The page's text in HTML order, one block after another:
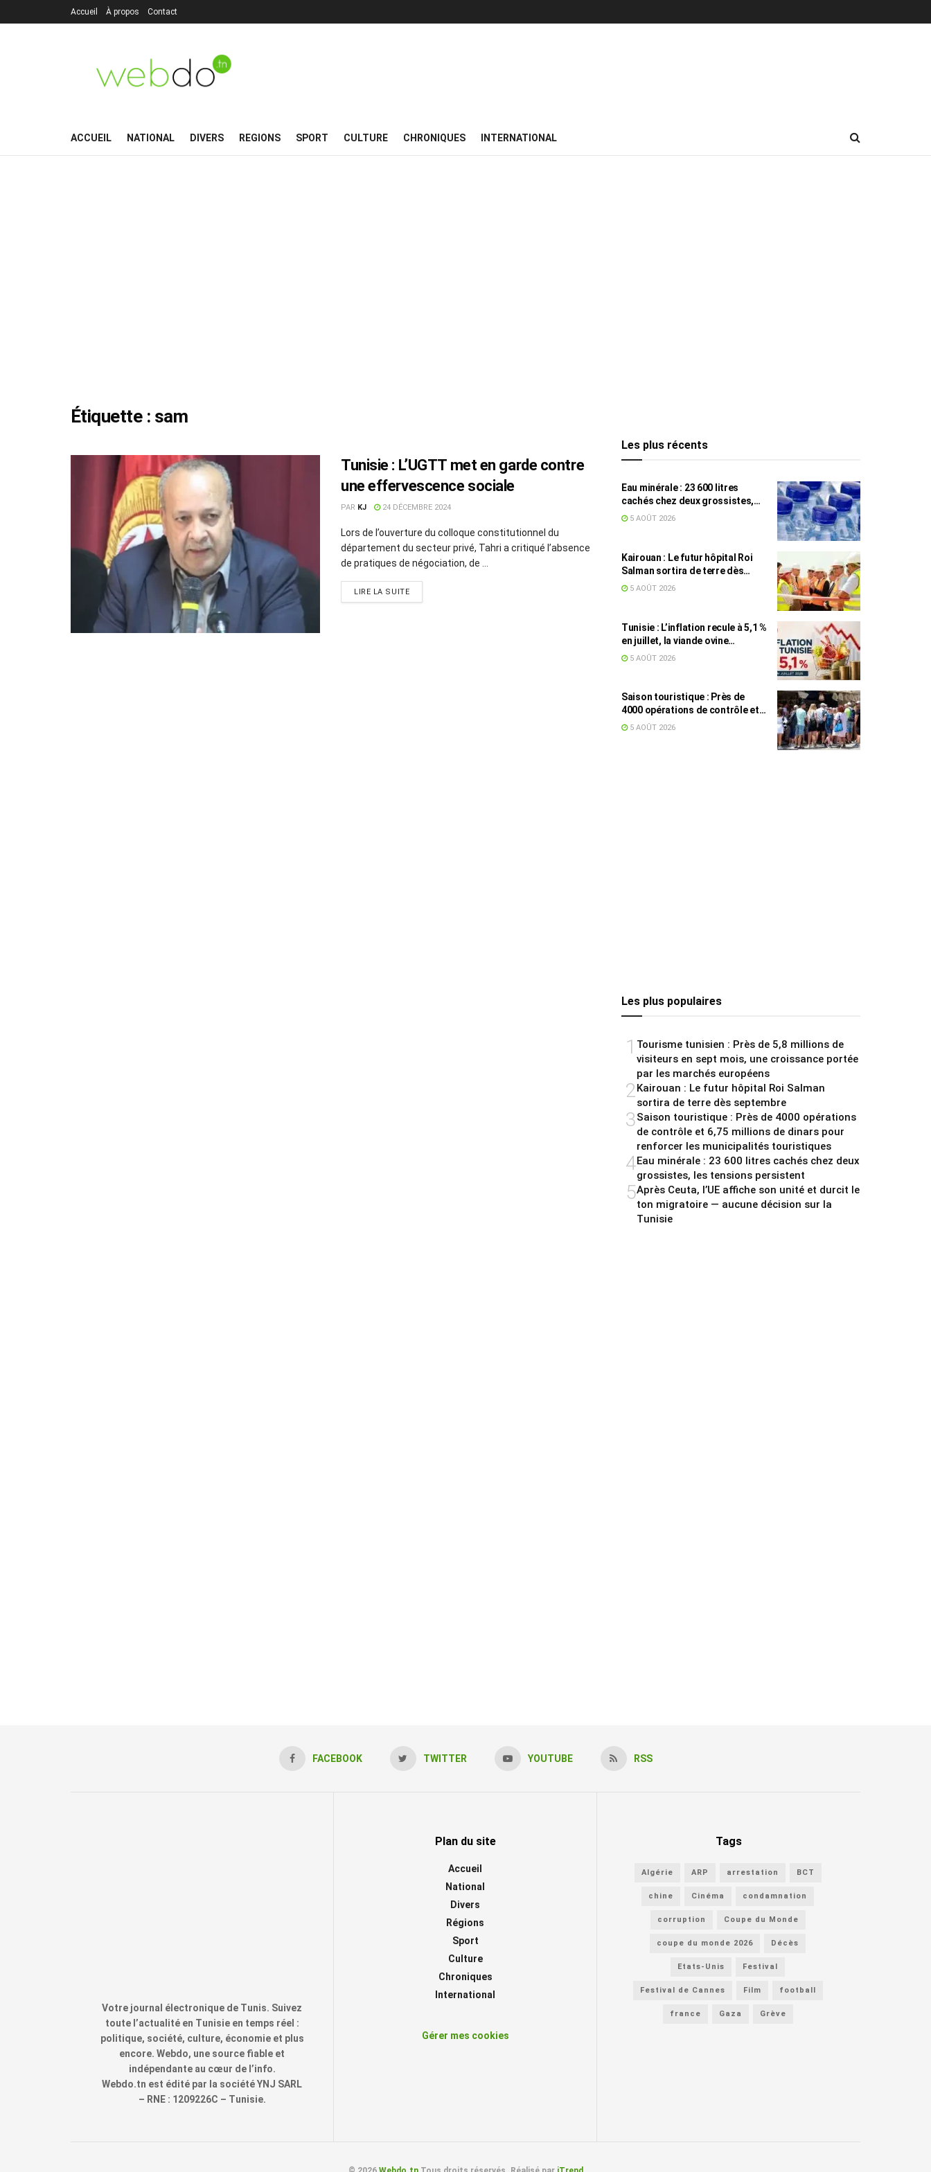
Accueil À propos Contact
ACCUEIL NATIONAL DIVERS REGIONS SPORT CULTURE CHRONIQUES INTERNATIONAL
Étiquette : sam
Tunisie : L’UGTT met en garde contre
une effervescence sociale
PAR KJ 24 DÉCEMBRE 2024
Lors de l’ouverture du colloque constitutionnel du
département du secteur privé, Tahri a critiqué l’absence
de pratiques de négociation, de ...
LIRE LA SUITE
Les plus récents
Eau minérale : 23 600 litres
cachés chez deux grossistes,
les tensions persistent
5 AOÛT 2026
Kairouan : Le futur hôpital Roi
Salman sortira de terre dès
septembre
5 AOÛT 2026
Tunisie : L’inflation recule à 5,1 %
en juillet, la viande ovine
toujours en tête des hausses
5 AOÛT 2026
Saison touristique : Près de
4000 opérations de contrôle et
6,75 millions de dinars pour
5 AOÛT 2026
Les plus populaires
1 Tourisme tunisien : Près de 5,8 millions de
visiteurs en sept mois, une croissance portée
par les marchés européens
2Kairouan : Le futur hôpital Roi Salman
sortira de terre dès septembre
3Saison touristique : Près de 4000 opérations
de contrôle et 6,75 millions de dinars pour
renforcer les municipalités touristiques
4Eau minérale : 23 600 litres cachés chez deux
grossistes, les tensions persistent
5Après Ceuta, l’UE affiche son unité et durcit le
ton migratoire — aucune décision sur la
Tunisie
FACEBOOK TWITTER YOUTUBE RSS
Votre journal électronique de Tunis. Suivez
toute l’actualité en Tunisie en temps réel :
politique, société, culture, économie et plus
encore. Webdo, une source fiable et
indépendante au cœur de l’info.
Webdo.tn est édité par la société YNJ SARL
– RNE : 1209226C – Tunisie.
Plan du site
Accueil
National
Divers
Régions
Sport
Culture
Chroniques
International
Gérer mes cookies
Tags
Algérie ARP arrestation BCT
chine Cinéma condamnation
corruption Coupe du Monde
coupe du monde 2026 Décès
Etats-Unis Festival
Festival de Cannes Film football
france Gaza Grève